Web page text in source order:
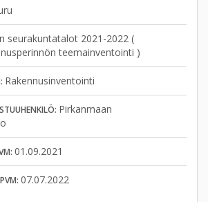
seurakuntatalot 2021-2022 (
teemainventointi )
Rakennusinventointi
Pirkanmaan
01.09.2021
07.07.2022